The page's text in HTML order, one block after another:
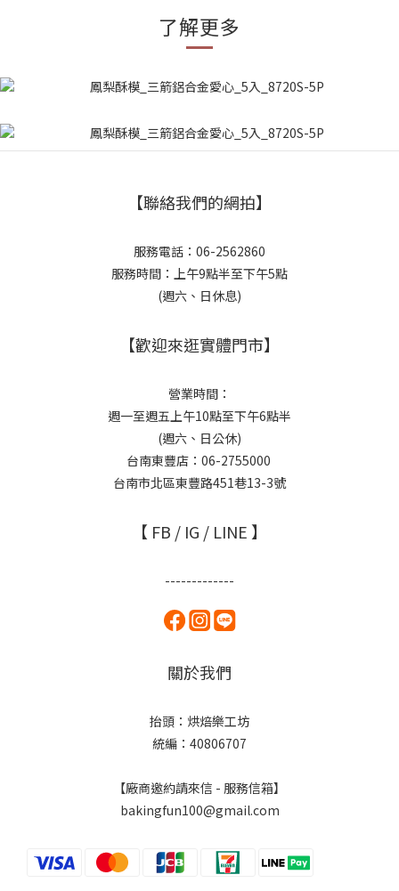
了解更多
【聯絡我們的網拍】
服務電話：06-2562860
服務時間：上午9點半至下午5點
(週六、日休息)
【歡迎來逛實體門市】
營業時間：
週一至週五上午10點至下午6點半
(週六、日公休)
台南東豐店：06-2755000
台南市北區東豐路451巷13-3號
【 FB / IG / LINE 】
-------------
關於我們
抬頭：烘焙樂工坊
統編：40806707
【廠商邀約請來信 - 服務信箱】
bakingfun100@gmail.com